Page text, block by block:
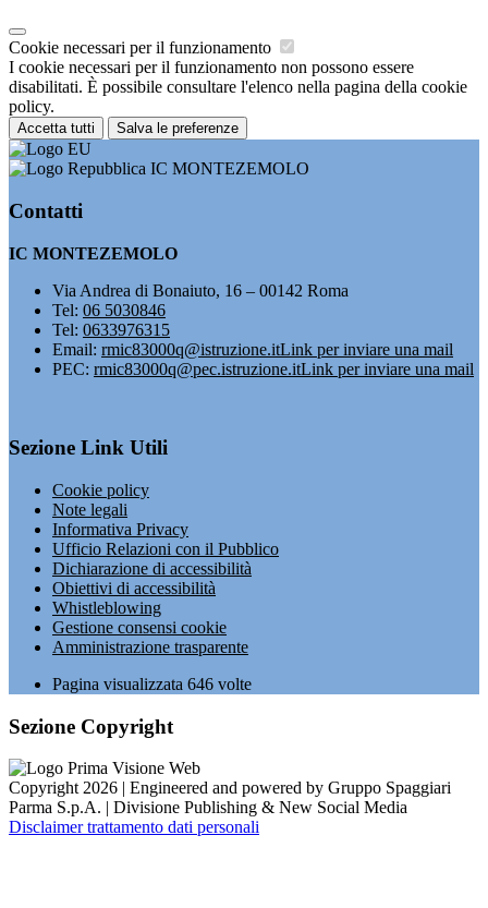
Cookie necessari per il funzionamento
I cookie necessari per il funzionamento non possono essere
disabilitati. È possibile consultare l'elenco nella pagina della cookie
policy.
Accetta tutti Salva le preferenze
IC MONTEZEMOLO
Contatti
IC MONTEZEMOLO
Via Andrea di Bonaiuto, 16 – 00142 Roma
Tel: 06 5030846
Tel: 0633976315
Email: rmic83000q@istruzione.itLink per inviare una mail
PEC: rmic83000q@pec.istruzione.itLink per inviare una mail
Sezione Link Utili
Cookie policy
Note legali
Informativa Privacy
Ufficio Relazioni con il Pubblico
Dichiarazione di accessibilità
Obiettivi di accessibilità
Whistleblowing
Gestione consensi cookie
Amministrazione trasparente
Pagina visualizzata 646 volte
Sezione Copyright
Copyright 2026 | Engineered and powered by Gruppo Spaggiari
Parma S.p.A. | Divisione Publishing & New Social Media
Disclaimer trattamento dati personali